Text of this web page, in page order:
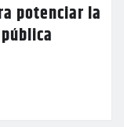
potenciar la